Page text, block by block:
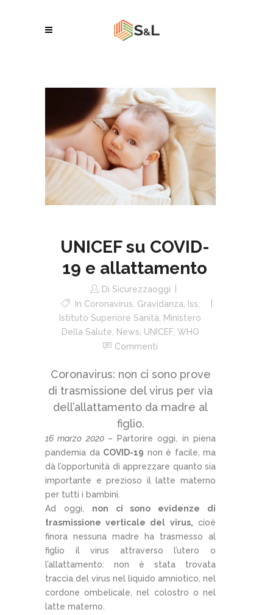
UNICEF su COVID-
19 e allattamento
Di Sicurezzaoggi
In Coronavirus, Gravidanza, Iss,
Istituto Superiore Sanità, Ministero
Della Salute, News, UNICEF, WHO
Commenti
Coronavirus: non ci sono prove
di trasmissione del virus per via
dell’allattamento da madre al
figlio.
16 marzo 2020 – Partorire oggi, in piena
pandemia da COVID-19 non è facile, ma
dà l’opportunità di apprezzare quanto sia
importante e prezioso il latte materno
per tutti i bambini.
Ad oggi, non ci sono evidenze di
trasmissione verticale del virus, cioè
finora nessuna madre ha trasmesso al
figlio il virus attraverso l’utero o
l’allattamento: non è stata trovata
traccia del virus nel liquido amniotico, nel
cordone ombelicale, nel colostro o nel
latte materno.